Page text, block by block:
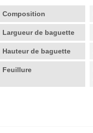
Composition
Largueur de baguette
Hauteur de baguette
Feuillure